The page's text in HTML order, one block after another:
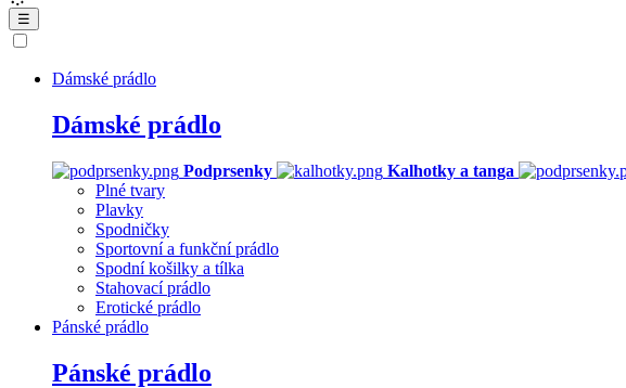
☰
Dámské prádlo
Dámské prádlo
Podprsenky Kalhotky a tanga
Plné tvary
Plavky
Spodničky
Sportovní a funkční prádlo
Spodní košilky a tílka
Stahovací prádlo
Erotické prádlo
Pánské prádlo
Pánské prádlo